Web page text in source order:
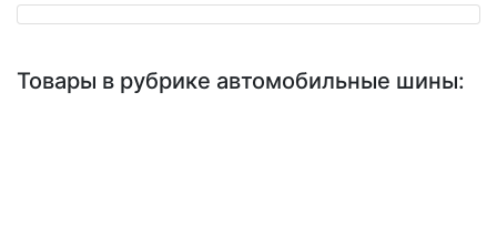
Товары в рубрике автомобильные шины: